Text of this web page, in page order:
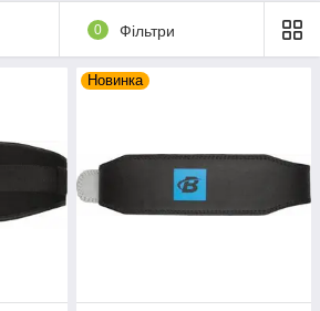
0 Фільтри
Новинка